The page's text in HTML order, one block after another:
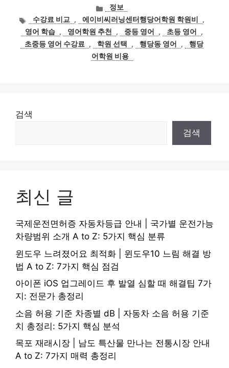
카
테
고
리
정보
태
그
수강료 비교 , 에이비씨러닝센터행당어학원 학원비
,
영어 학습 , 영어학원 추천 , 중등 영어 , 초등 영어
,
초중등 영어 수강료
, 학원 선택 , 행당동 영어 ,
행당
어학원 비용
검색
검색
최신 글
국제운전면허증 자동차등급 안내 | 국가별 운전가능
차량범위 소개 A to Z: 5가지 핵심 분류
윈도우 느려졌어요 최적화 | 윈도우10 느림 해결 방
법 A to Z: 7가지 핵심 점검
아이폰 iOS 업그레이드 후 발열 심할 때 해결팁 7가
지: 전문가 총정리
소음 허용 기준 차종별 dB | 자동차 소음 허용 기준
치 총정리: 5가지 핵심 분석
목포 재래시장 | 남도 특산물 만나는 전통시장 안내
A to Z: 7가지 매력 총정리